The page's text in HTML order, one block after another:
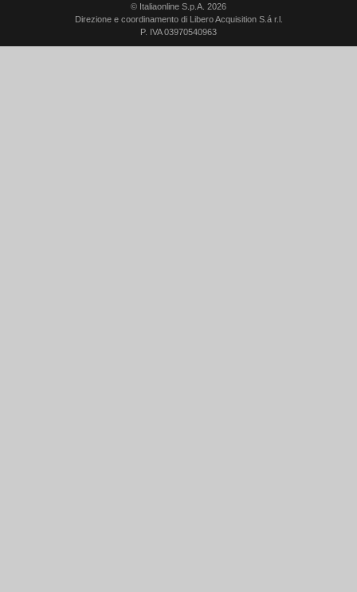
© Italiaonline S.p.A. 2026
Direzione e coordinamento di Libero Acquisition S.á r.l.
P. IVA 03970540963